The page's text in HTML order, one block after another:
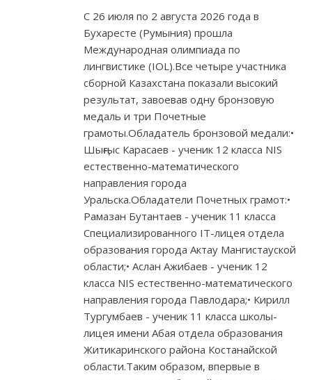
С 26 июля по 2 августа 2026 года в
Бухаресте (Румыния) прошла
Международная олимпиада по
лингвистике (IOL).Все четыре участника
сборной Казахстана показали высокий
результат, завоевав одну бронзовую
медаль и три Почетные
грамоты.Обладатель бронзовой медали:•
Шыңғыс Карасаев - ученик 12 класса NIS
естественно-математического
направления города
Уральска.Обладатели Почетных грамот:•
Рамазан Бутантаев - ученик 11 класса
Специализированного IT-лицея отдела
образования города Актау Мангистауской
области;• Аслан Ажибаев - ученик 12
класса NIS естественно-математического
направления города Павлодара;• Кирилл
Тургумбаев - ученик 11 класса школы-
лицея имени Абая отдела образования
Житикаринского района Костанайской
области.Таким образом, впервые в